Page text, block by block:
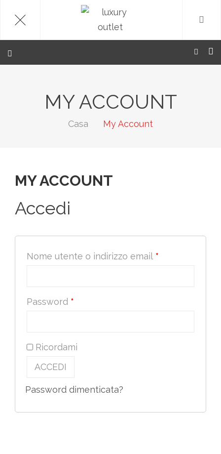
.
MY ACCOUNT
Casa My Account
MY ACCOUNT
Accedi
Nome utente o indirizzo email *
Password *
Ricordami
ACCEDI
Password dimenticata?